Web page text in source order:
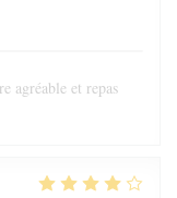
agréable et repas